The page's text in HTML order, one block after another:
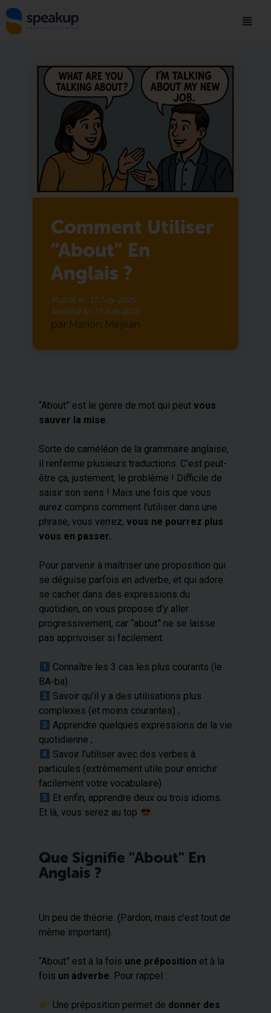
Comment Utiliser
“about” En
Anglais ?
Publié le : 17 July 2025
Modifié le : 17 July 2025
par Marion Méjean
“About” est le genre de mot qui peut vous
sauver la mise.
Sorte de caméléon de la grammaire anglaise,
il renferme plusieurs traductions. C’est peut-
être ça, justement, le problème ! Difficile de
saisir son sens ! Mais une fois que vous
aurez compris comment l’utiliser dans une
phrase, vous verrez, vous ne pourrez plus
vous en passer.
Pour parvenir à maîtriser une proposition qui
se déguise parfois en adverbe, et qui adore
se cacher dans des expressions du
quotidien, on vous propose d’y aller
progressivement, car “about” ne se laisse
pas apprivoiser si facilement.
Connaître les 3 cas les plus courants (le
BA-ba)
Savoir qu’il y a des utilisations plus
complexes (et moins courantes) ;
​ Apprendre quelques expressions de la vie
quotidienne ;
​ Savoir l’utiliser avec des verbes à
particules (extrêmement utile pour enrichir
facilement votre vocabulaire)
​ Et enfin, apprendre deux ou trois idioms.
Et là, vous serez au top
Que Signifie "about" En
Anglais ?
Un peu de théorie. (Pardon, mais c’est tout de
même important).
“About” est à la fois une préposition et à la
fois un adverbe. Pour rappel :
​ Une préposition permet de donner des